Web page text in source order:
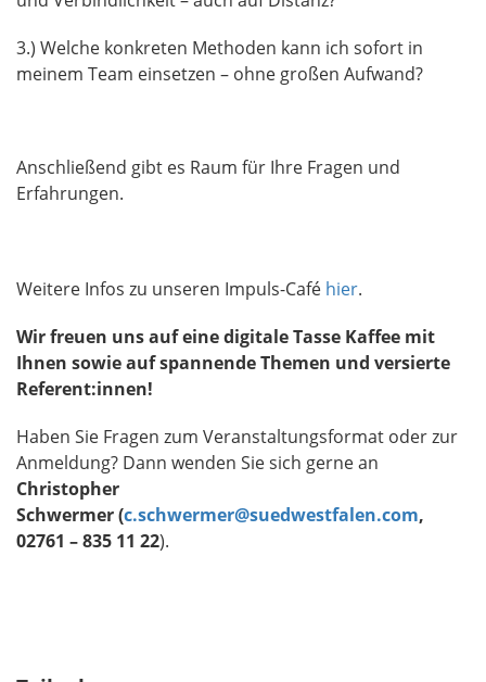
3.) Welche konkreten Methoden kann ich sofort in
meinem Team einsetzen – ohne großen Aufwand?
Anschließend gibt es Raum für Ihre Fragen und
Erfahrungen.
Weitere Infos zu unseren Impuls-Café hier.
Wir freuen uns auf eine digitale Tasse Kaffee mit
Ihnen sowie auf spannende Themen und versierte
Referent:innen!
Haben Sie Fragen zum Veranstaltungsformat oder zur
Anmeldung? Dann wenden Sie sich gerne an
Christopher
Schwermer (c.schwermer@suedwestfalen.com,
02761 – 835 11 22).